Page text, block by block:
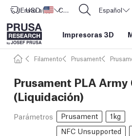
Envío a Estados Unidos
USD ($) CORE One L: ¡Ya disponible! Español
Impresoras 3D
Filamento Prusament
Prusament PLA Army
(Liquidación)
Parámetros Prusament
1kg
NFC Unsupported